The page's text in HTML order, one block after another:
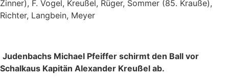
Zinner), F. Vogel, Kreußel, Rüger, Sommer (85. Krauße),
Richter, Langbein, Meyer
Judenbachs Michael Pfeiffer schirmt den Ball vor
Schalkaus Kapitän Alexander Kreußel ab.